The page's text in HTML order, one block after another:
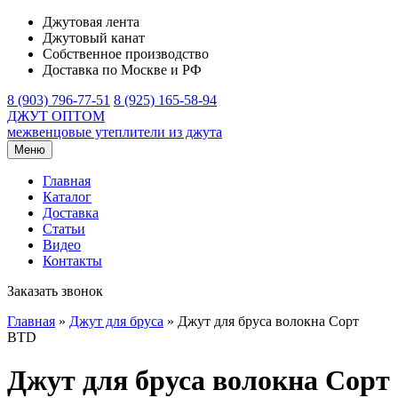
Джутовая лента
Джутовый канат
Собственное производство
Доставка по Москве и РФ
8 (903) 796-77-51 8 (925) 165-58-94
ДЖУТ ОПТОМ
межвенцовые утеплители из джута
Меню
Главная
Каталог
Доставка
Статьи
Видео
Контакты
Заказать звонок
Главная » Джут для бруса » Джут для бруса волокна Сорт
BTD
Джут для бруса волокна Сорт